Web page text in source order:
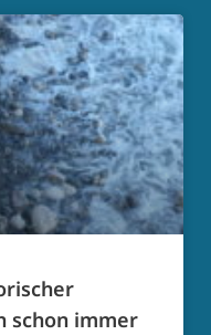
schon immer